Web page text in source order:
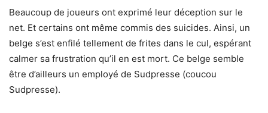
Beaucoup de joueurs ont exprimé leur déception sur le
net. Et certains ont même commis des suicides. Ainsi, un
belge s’est enfilé tellement de frites dans le cul, espérant
calmer sa frustration qu’il en est mort. Ce belge semble
être d’ailleurs un employé de Sudpresse (coucou
Sudpresse).